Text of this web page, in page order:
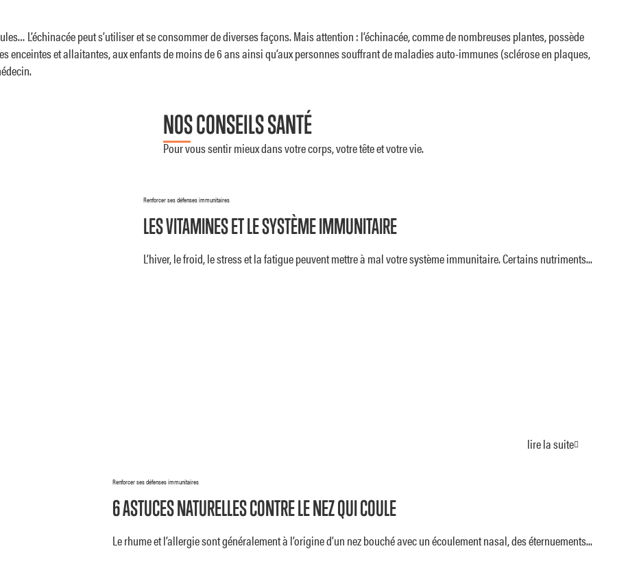
L’échinacée peut s’utiliser et se consommer de diverses façons. Mais attention : l’échinacée, comme de nombreuses plantes, possède
enceintes et allaitantes, aux enfants de moins de 6 ans ainsi qu’aux personnes souffrant de maladies auto-immunes (sclérose en plaques,
NOS CONSEILS SANTÉ
Pour vous sentir mieux dans votre corps, votre tête et votre vie.
Renforcer ses défenses immunitaires
LES VITAMINES ET LE SYSTÈME IMMUNITAIRE
L’hiver, le froid, le stress et la fatigue peuvent mettre à mal votre système immunitaire. Certains nutriments...
lire la suite
Renforcer ses défenses immunitaires
6 ASTUCES NATURELLES CONTRE LE NEZ QUI COULE
Le rhume et l’allergie sont généralement à l’origine d’un nez bouché avec un écoulement nasal, des éternuements...